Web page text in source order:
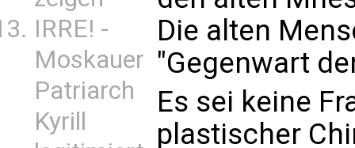
IRRE! -
Moskauer
Patriarch
Kyrill
Die alten
"Gegenwart
Es sei keine
plastischer